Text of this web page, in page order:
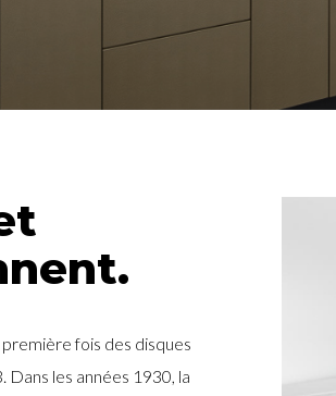
fois des disques
Dans les années 1930, la